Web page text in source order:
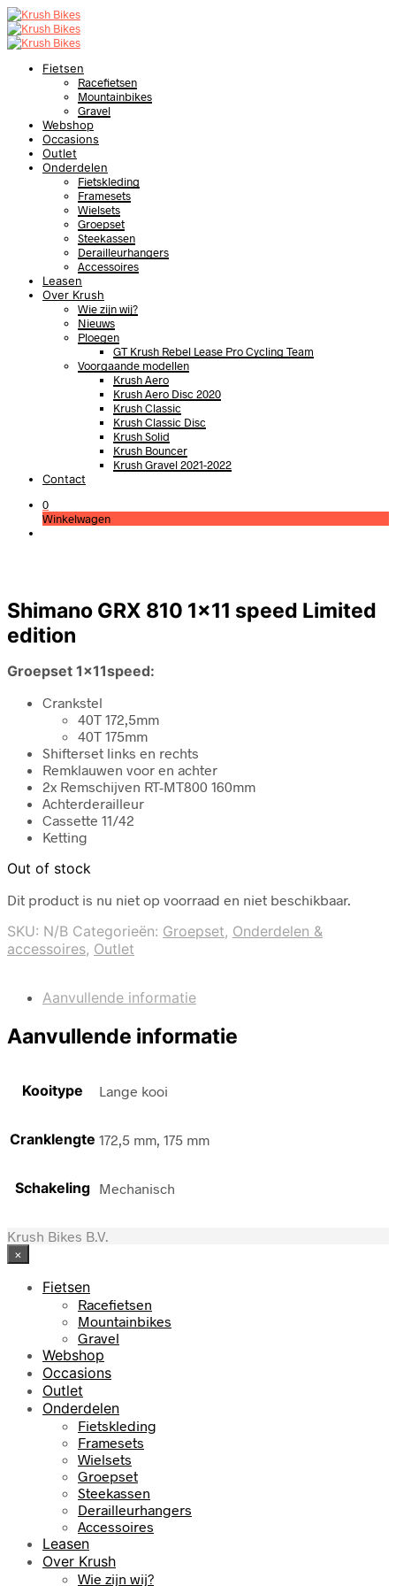
Fietsen
Racefietsen
Mountainbikes
Gravel
Webshop
Occasions
Outlet
Onderdelen
Fietskleding
Framesets
Wielsets
Groepset
Steekassen
Derailleurhangers
Accessoires
Leasen
Over Krush
Wie zijn wij?
Nieuws
Ploegen
GT Krush Rebel Lease Pro Cycling Team
Voorgaande modellen
Krush Aero
Krush Aero Disc 2020
Krush Classic
Krush Classic Disc
Krush Solid
Krush Bouncer
Krush Gravel 2021-2022
Contact
0
Winkelwagen
Shimano GRX 810 1×11 speed Limited
edition
Groepset 1x11speed:
Crankstel
40T 172,5mm
40T 175mm
Shifterset links en rechts
Remklauwen voor en achter
2x Remschijven RT-MT800 160mm
Achterderailleur
Cassette 11/42
Ketting
Out of stock
Dit product is nu niet op voorraad en niet beschikbaar.
SKU: N/B Categorieën: Groepset, Onderdelen &
accessoires, Outlet
Aanvullende informatie
Aanvullende informatie
Kooitype Lange kooi
Cranklengte 172,5 mm, 175 mm
Schakeling Mechanisch
Krush Bikes B.V.
×
Fietsen
Racefietsen
Mountainbikes
Gravel
Webshop
Occasions
Outlet
Onderdelen
Fietskleding
Framesets
Wielsets
Groepset
Steekassen
Derailleurhangers
Accessoires
Leasen
Over Krush
Wie zijn wij?